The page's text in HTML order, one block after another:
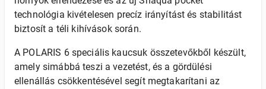
technológia kivételesen precíz irányítást és stabilitást
biztosít a téli kihívások során.
A POLARIS 6 speciális kaucsuk összetevőkből készült,
amely simábbá teszi a vezetést, és a gördülési
ellenállás csökkentésével segít megtakarítani az